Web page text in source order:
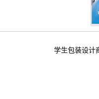
学生包装设计